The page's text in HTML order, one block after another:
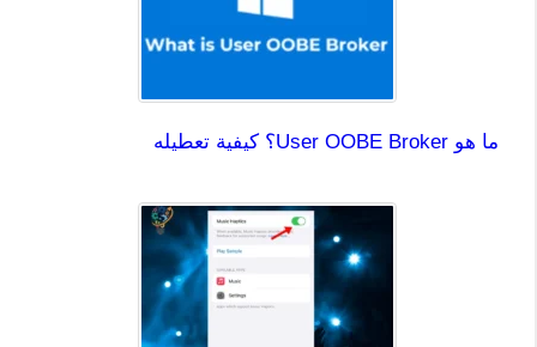
ما هو User OOBE Broker؟ كيفية تعطيله